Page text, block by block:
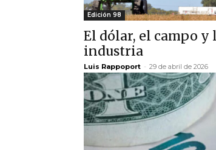
Edición 98
El dólar, el campo y
industria
Luis Rappoport - 29 de abril de 2026